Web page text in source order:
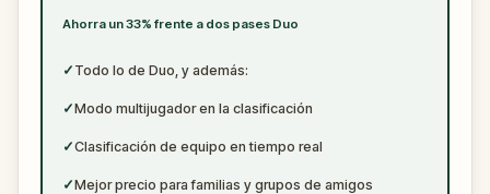
Ahorra un 33% frente a dos pases Duo
✓ Todo lo de Duo, y además:
✓Modo multijugador en la clasificación
✓Clasificación de equipo en tiempo real
✓Mejor precio para familias y grupos de amigos